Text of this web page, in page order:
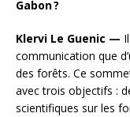
Gabon?
Klervi Le Guenic —
communication que
des forêts. Ce
avec trois objectifs :
scientifiques sur les